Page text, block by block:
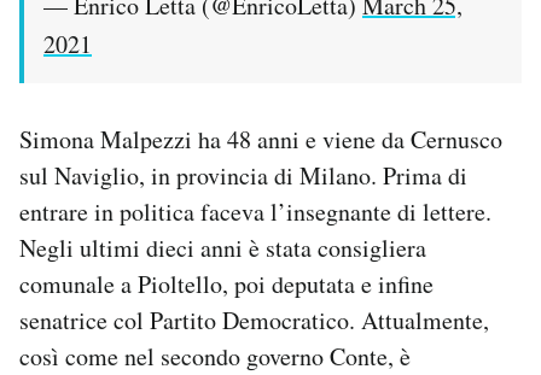
2021
Simona Malpezzi ha 48 anni e viene da Cernusco
sul Naviglio, in provincia di Milano. Prima di
entrare in politica faceva l’insegnante di lettere.
Negli ultimi dieci anni è stata consigliera
comunale a Pioltello, poi deputata e infine
senatrice col Partito Democratico. Attualmente,
così come nel secondo governo Conte, è